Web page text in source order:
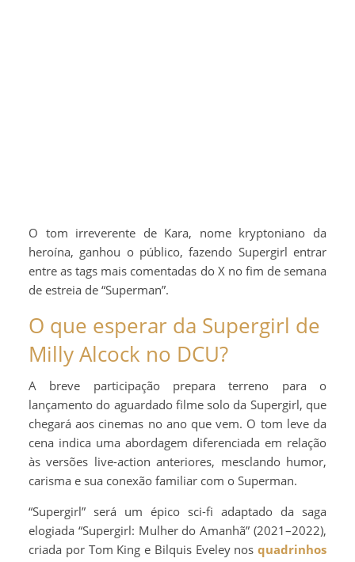
O tom irreverente de Kara, nome kryptoniano da
heroína, ganhou o público, fazendo Supergirl entrar
entre as tags mais comentadas do X no fim de semana
de estreia de “Superman”.
O que esperar da Supergirl de
Milly Alcock no DCU?
A breve participação prepara terreno para o
lançamento do aguardado filme solo da Supergirl, que
chegará aos cinemas no ano que vem. O tom leve da
cena indica uma abordagem diferenciada em relação
às versões live-action anteriores, mesclando humor,
carisma e sua conexão familiar com o Superman.
“Supergirl” será um épico sci-fi adaptado da saga
elogiada “Supergirl: Mulher do Amanhã” (2021–2022),
criada por Tom King e Bilquis Eveley nos quadrinhos